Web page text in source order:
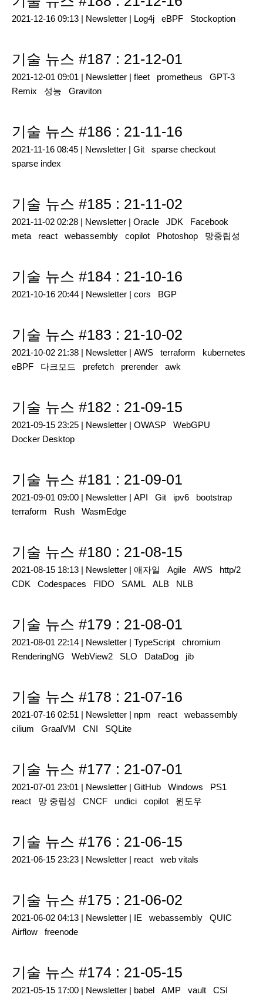
2021-12-16 09:13 | Newsletter | Log4j eBPF Stockoption
기술 뉴스 #187 : 21-12-01
2021-12-01 09:01 | Newsletter | fleet prometheus
GPT-3
Remix
성능 Graviton
기술 뉴스 #186 : 21-11-16
2021-11-16 08:45 | Newsletter | Git
sparse checkout
sparse index
기술 뉴스 #185 : 21-11-02
2021-11-02 02:28 | Newsletter | Oracle JDK
Facebook
meta
react webassembly copilot Photoshop 망중립성
기술 뉴스 #184 : 21-10-16
2021-10-16 20:44 | Newsletter | cors BGP
기술 뉴스 #183 : 21-10-02
2021-10-02 21:38 | Newsletter | AWS terraform
kubernetes
eBPF
다크모드 prefetch prerender awk
기술 뉴스 #182 : 21-09-15
2021-09-15 23:25 | Newsletter | OWASP
WebGPU
Docker Desktop
기술 뉴스 #181 : 21-09-01
2021-09-01 09:00 | Newsletter | API Git ipv6
bootstrap
terraform
Rush WasmEdge
기술 뉴스 #180 : 21-08-15
2021-08-15 18:13 | Newsletter | 애자일 Agile AWS
http/2
CDK
Codespaces FIDO SAML ALB NLB
기술 뉴스 #179 : 21-08-01
2021-08-01 22:14 | Newsletter | TypeScript
chromium
RenderingNG
WebView2 SLO DataDog jib
기술 뉴스 #178 : 21-07-16
2021-07-16 02:51 | Newsletter | npm react
webassembly
cilium
GraalVM CNI SQLite
기술 뉴스 #177 : 21-07-01
2021-07-01 23:01 | Newsletter | GitHub Windows
PS1
react
망 중립성 CNCF undici copilot 윈도우
기술 뉴스 #176 : 21-06-15
2021-06-15 23:23 | Newsletter | react web vitals
기술 뉴스 #175 : 21-06-02
2021-06-02 04:13 | Newsletter | IE webassembly
QUIC
Airflow
freenode
기술 뉴스 #174 : 21-05-15
2021-05-15 17:00 | Newsletter | babel AMP vault CSI